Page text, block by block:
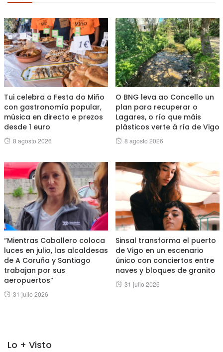
Tui celebra a Festa do Miño
con gastronomía popular,
música en directo e prezos
desde 1 euro
Posted
8 agosto 2026
O BNG leva ao Concello un
plan para recuperar o
Lagares, o río que máis
plásticos verte á ría de Vigo
Posted
8 agosto 2026
“Mientras Caballero coloca
luces en julio, las alcaldesas
de A Coruña y Santiago
trabajan por sus
aeropuertos”
Posted
31 julio 2026
Sinsal transforma el puerto
de Vigo en un escenario
único con conciertos entre
naves y bloques de granito
Posted
31 julio 2026
Lo + Visto